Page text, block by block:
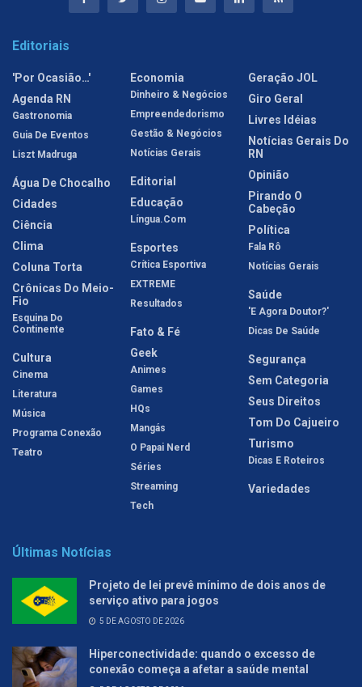
Editoriais
'Por Ocasião…'
Agenda RN
Gastronomia
Guia De Eventos
Liszt Madruga
Água De Chocalho
Cidades
Ciência
Clima
Coluna Torta
Crônicas Do Meio-
Fio
Esquina Do
Continente
Cultura
Cinema
Literatura
Música
Programa Conexão
Teatro
Economia
Dinheiro & Negócios
Empreendedorismo
Gestão & Negócios
Notícias Gerais
Editorial
Educação
Língua.com
Esportes
Crítica Esportiva
EXTREME
Resultados
Fato & Fé
Geek
Animes
Games
HQs
Mangás
O Papai Nerd
Séries
Streaming
Tech
Geração JOL
Giro Geral
Livres Idéias
Notícias Gerais Do
RN
Opinião
Pirando O
Cabeção
Política
Fala Rô
Notícias Gerais
Saúde
'E Agora Doutor?'
Dicas De Saúde
Segurança
Sem Categoria
Seus Direitos
Tom Do Cajueiro
Turismo
Dicas E Roteiros
Variedades
Últimas Notícias
Projeto de lei prevê mínimo de dois anos de
serviço ativo para jogos
5 DE AGOSTO DE 2026
Hiperconectividade: quando o excesso de
conexão começa a afetar a saúde mental